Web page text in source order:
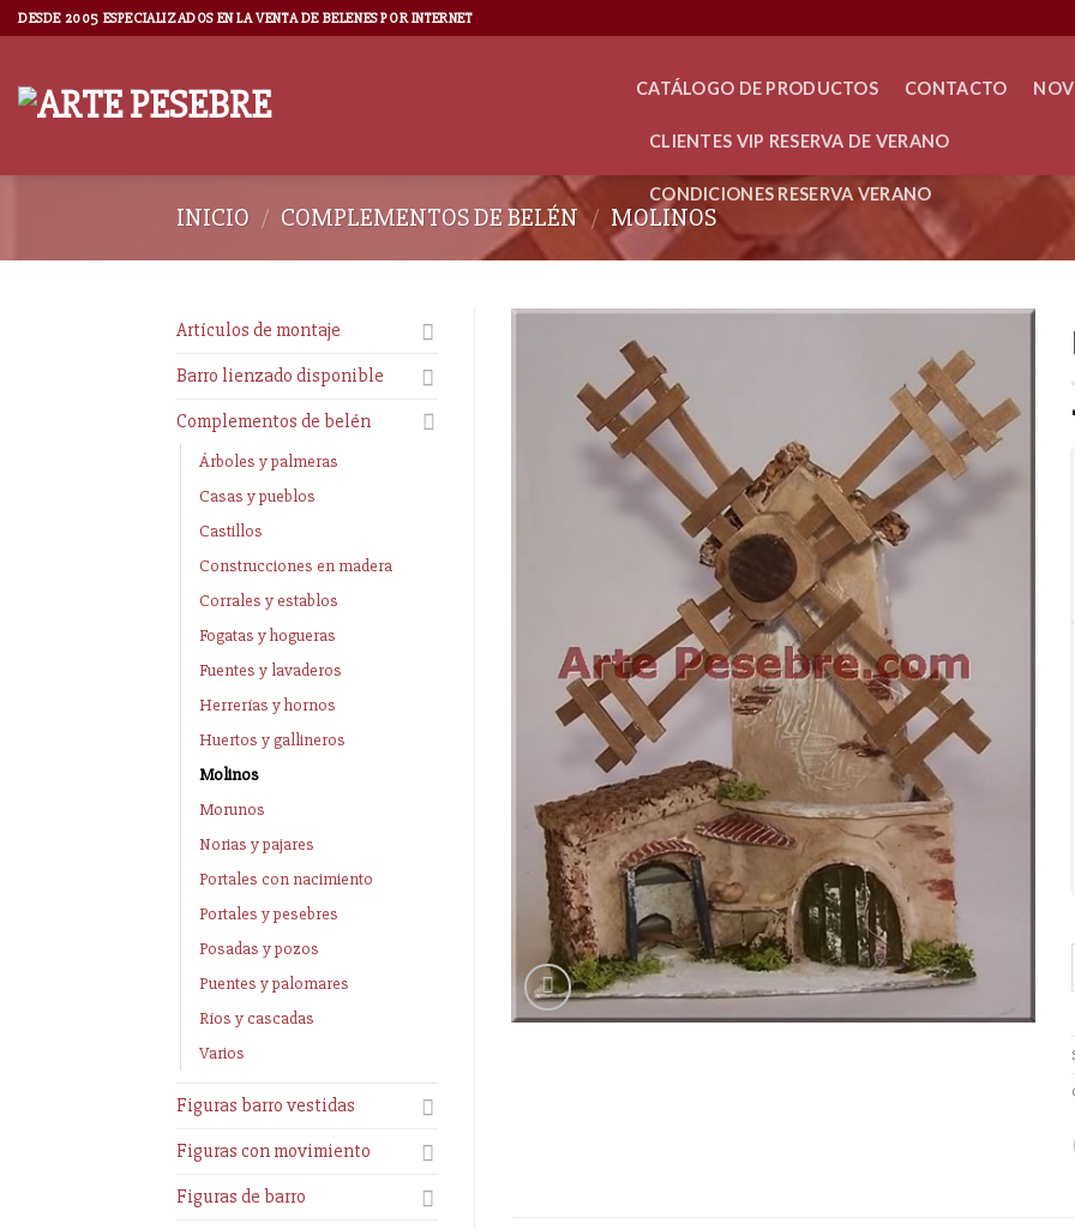
DESDE 2005 ESPECIALIZADOS EN LA VENTA DE BELENES POR INTERNET
CATÁLOGO DE PRODUCTOS CONTACTO
CLIENTES VIP RESERVA DE VERANO
CONDICIONES RESERVA VERANO
INICIO / COMPLEMENTOS DE BELÉN / MOLINOS
Artículos de montaje
Barro lienzado disponible
Complementos de belén
Árboles y palmeras
Casas y pueblos
Castillos
Construcciones en madera
Corrales y establos
Fogatas y hogueras
Fuentes y lavaderos
Herrerías y hornos
Huertos y gallineros
Molinos
Morunos
Norias y pajares
Portales con nacimiento
Portales y pesebres
Posadas y pozos
Puentes y palomares
Ríos y cascadas
Varios
Figuras barro vestidas
Figuras con movimiento
Figuras de barro